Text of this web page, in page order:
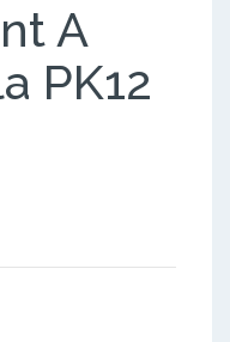
A
PK12